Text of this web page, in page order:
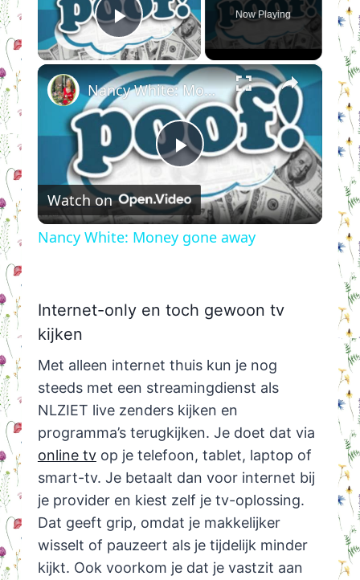
Play Video
Now Playing
×
Play
Video
Nancy White: Money gone away
Watch on
Nancy White: Money gone away
Internet-only en toch gewoon tv
kijken
Met alleen internet thuis kun je nog
steeds met een streamingdienst als
NLZIET live zenders kijken en
programma’s terugkijken. Je doet dat via
online tvop je telefoon, tablet, laptop of
smart-tv. Je betaalt dan voor internet bij
je provider en kiest zelf je tv-oplossing.
Dat geeft grip, omdat je makkelijker
wisselt of pauzeert als je tijdelijk minder
kijkt. Ook voorkom je dat je vastzit aan